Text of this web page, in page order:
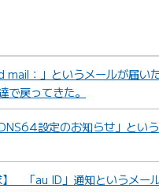
mail：」というメールが届い
で戻ってきた。
設定のお知らせ」とい
】 「au ID」通知というメー